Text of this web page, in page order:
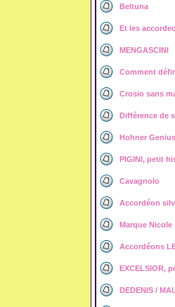
Beltuna
Et les
MENGASCINI
Comment
Crosio sans
Différence de
Hohner Genius
PIGINI, petit
Cavagnolo
Accordéon
Marque Nicole
Accordéons
EXCELSIOR,
DEDENIS /